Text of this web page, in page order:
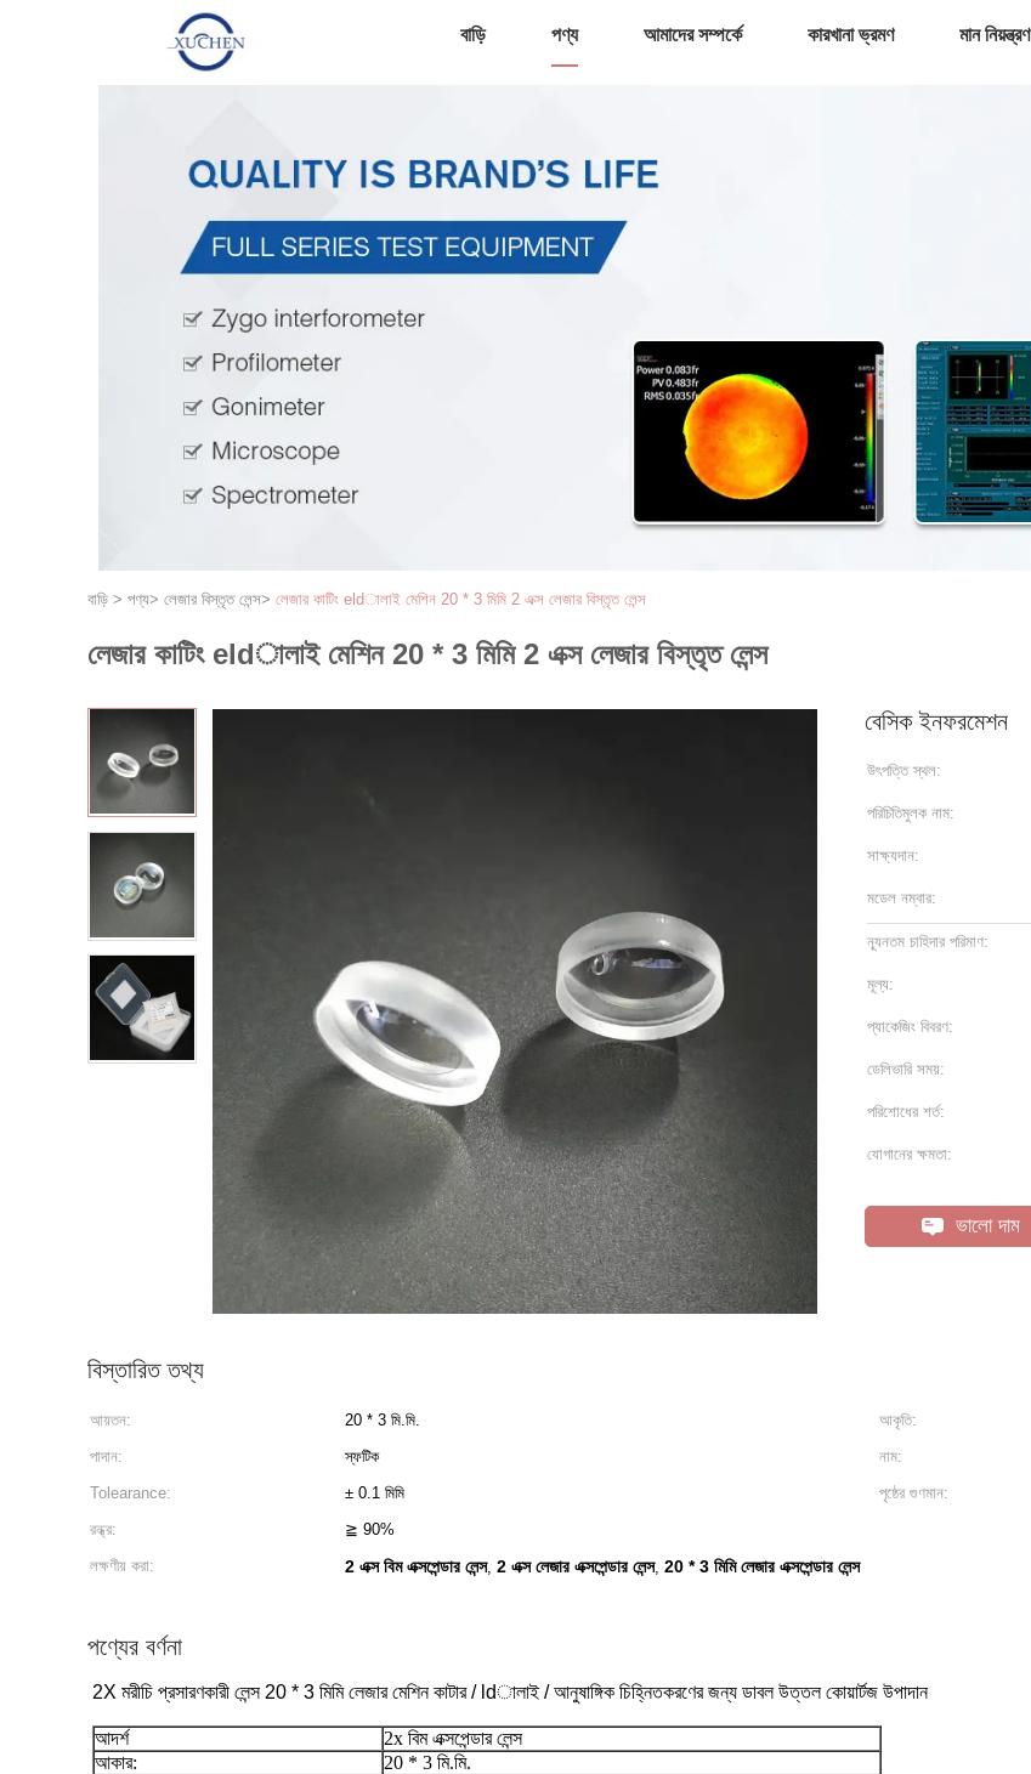
বাড়ি পণ্য আমাদের সম্পর্কে কারখানা ভ্রমণ মান নিয়ন্ত্রণ
বাড়ি > পণ্য> লেজার বিস্তৃত লেন্স> লেজার কাটিং eldালাই মেশিন 20 * 3 মিমি 2 এক্স লেজার বিস্তৃত লেন্স
লেজার কাটিং eldালাই মেশিন 20 * 3 মিমি 2 এক্স লেজার বিস্তৃত লেন্স
বেসিক ইনফরমেশন
উৎপত্তি স্থল:
পরিচিতিমুলক নাম:
সাক্ষ্যদান:
মডেল নম্বার:
ন্যূনতম চাহিদার পরিমাণ:
মূল্য:
প্যাকেজিং বিবরণ:
ডেলিভারি সময়:
পরিশোধের শর্ত:
যোগানের ক্ষমতা:
ভালো দাম
বিস্তারিত তথ্য
আয়তন: 20 * 3 মি.মি. আকৃতি:
পাদান:
স্ফটিক নাম:
Tolearance:
± 0.1 মিমি পৃষ্ঠের গুণমান:
রন্ধ্র:
≧ 90%
লক্ষণীয় করা:
2 এক্স বিম এক্সপেন্ডার লেন্স, 2 এক্স লেজার এক্সপেন্ডার লেন্স, 20 * 3 মিমি লেজার এক্সপেন্ডার লেন্স
পণ্যের বর্ণনা
2X মরীচি প্রসারণকারী লেন্স 20 * 3 মিমি লেজার মেশিন কাটার / ldালাই / আনুষাঙ্গিক চিহ্নিতকরণের জন্য ডাবল উত্তল কোয়ার্টজ উপাদান
আদর্শ
2x বিম এক্সপেন্ডার লেন্স
আকার:
20 * 3 মি.মি.